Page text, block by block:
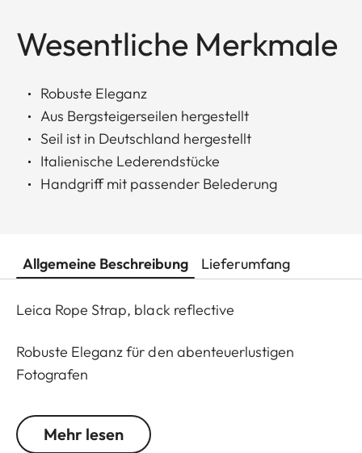
Wesentliche Merkmale
Robuste Eleganz
Aus Bergsteigerseilen hergestellt
Seil ist in Deutschland hergestellt
Italienische Lederendstücke
Handgriff mit passender Belederung
Allgemeine Beschreibung Lieferumfang
Leica Rope Strap, black reflective
Robuste Eleganz für den abenteuerlustigen
Fotografen
Alles, was für die Berge gemacht wird, muss robust
sein. Aus diesem Grund wurden Bergsteigerseile zu
Mehr lesen